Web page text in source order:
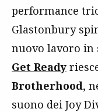
performance
Glastonbury
nuovo lavoro in
Get Ready
Brotherhood,
suono dei Joy